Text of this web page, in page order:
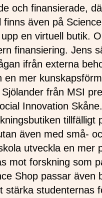
och finansierade,
även på
en virtuell butik.
finansiering. Jens
ifrån externa
mer
från MSI
Innovation
även med små-
utveckla en
mot forskning som
Shop passar
studenternas